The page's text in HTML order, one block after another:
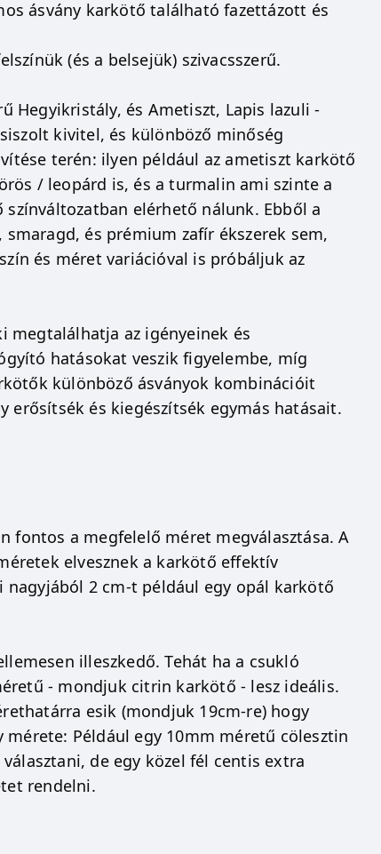
ásvány karkötő található fazettázott és
(és a belsejük) szivacsszerű.
Hegyikristály, és Ametiszt, Lapis lazuli -
kivitel, és különböző minőség
terén: ilyen például az ametiszt karkötő
/ leopárd is, és a turmalin ami szinte a
elérhető nálunk. Ebből a
és prémium zafír ékszerek sem,
és méret variációval is próbáljuk az
megtalálhatja az igényeinek és
hatásokat veszik figyelembe, míg
különböző ásványok kombinációit
erősítsék és kiegészítsék egymás hatásait.
fontos a megfelelő méret megválasztása. A
elvesznek a karkötő effektív
2 cm-t például egy opál karkötő
illeszkedő. Tehát ha a csukló
- mondjuk citrin karkötő - lesz ideális.
esik (mondjuk 19cm-re) hogy
Például egy 10mm méretű cölesztin
de egy közel fél centis extra
rendelni.